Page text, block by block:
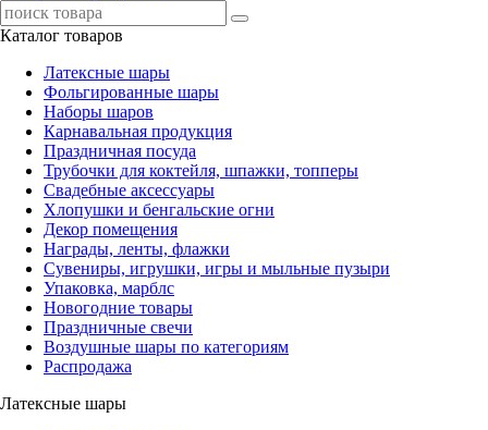
Каталог товаров
Латексные шары
Фольгированные шары
Наборы шаров
Карнавальная продукция
Праздничная посуда
Трубочки для коктейля, шпажки, топперы
Свадебные аксессуары
Хлопушки и бенгальские огни
Декор помещения
Награды, ленты, флажки
Сувениры, игрушки, игры и мыльные пузыри
Упаковка, марблс
Новогодние товары
Праздничные свечи
Воздушные шары по категориям
Распродажа
Латексные шары